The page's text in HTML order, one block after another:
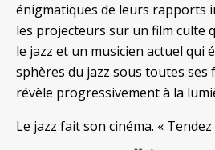
énigmatiques de leurs rapports
les projecteurs sur un film culte
le jazz et un musicien actuel qui
sphères du jazz sous toutes ses
révèle progressivement à la
Le jazz fait son cinéma. «